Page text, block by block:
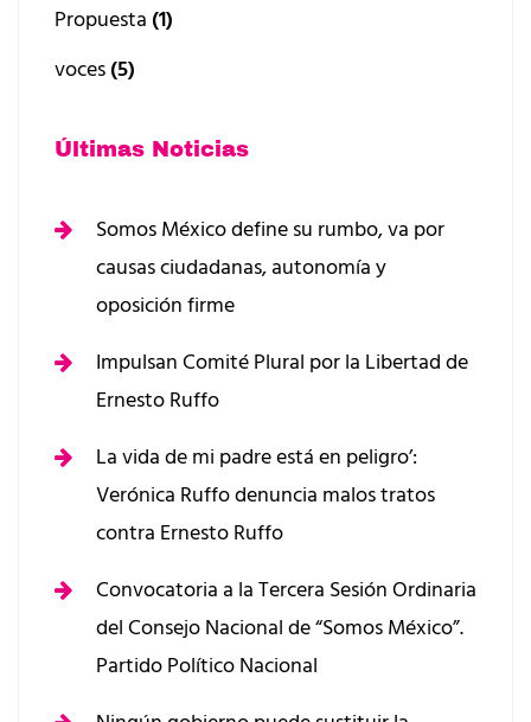
Propuesta (1)
voces(5)
Últimas Noticias
Somos México define su rumbo, va por
causas ciudadanas, autonomía y
oposición firme
Impulsan Comité Plural por la Libertad de
Ernesto Ruffo
La vida de mi padre está en peligro’:
Verónica Ruffo denuncia malos tratos
contra Ernesto Ruffo
Convocatoria a la Tercera Sesión Ordinaria
del Consejo Nacional de “Somos México”.
Partido Político Nacional